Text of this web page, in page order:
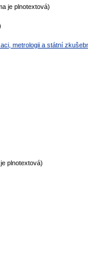
je plnotextová)
metrologii a státní
plnotextová)